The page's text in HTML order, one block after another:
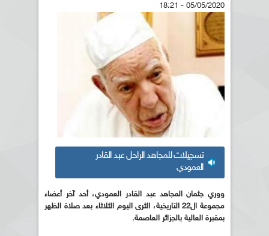
05/05/2020 - 18:21
تسجيلات للمجاهد الراحل عبد القادر
العمودي
ووري جثمان المجاهد عبد القادر العمودي، أحد آخر أعضاء
مجموعة ال22 التاريخية، الثرى اليوم الثلاثاء بعد صلاة الظهر
بمقبرة العالية بالجزائر العاصمة.